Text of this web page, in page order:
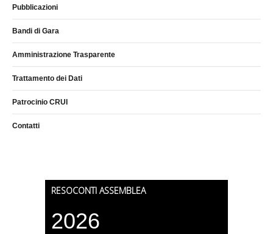
Pubblicazioni
Bandi di Gara
Amministrazione Trasparente
Trattamento dei Dati
Patrocinio CRUI
Contatti
RESOCONTI ASSEMBLEA
2026